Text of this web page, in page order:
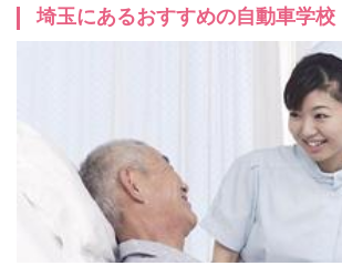
埼玉にあるおすすめの自動車学校